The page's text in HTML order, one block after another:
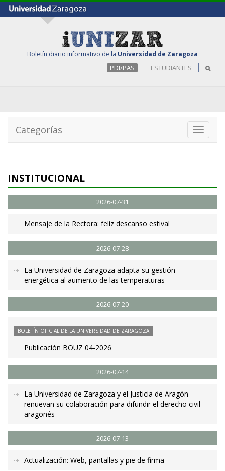
Boletín diario informativo de la Universidad de Zaragoza
PDI/PAS ESTUDIANTES
Toggle
Categorías
INSTITUCIONAL
2026-07-31
Mensaje de la Rectora: feliz descanso estival
2026-07-28
La Universidad de Zaragoza adapta su gestión
energética al aumento de las temperaturas
2026-07-20
BOLETÍN OFICIAL DE LA UNIVERSIDAD DE ZARAGOZA
Publicación BOUZ 04-2026
2026-07-14
La Universidad de Zaragoza y el Justicia de Aragón
renuevan su colaboración para difundir el derecho civil
aragonés
2026-07-13
Actualización: Web, pantallas y pie de firma